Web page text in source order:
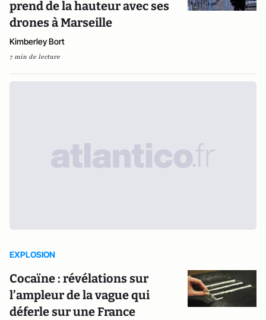
prend de la hauteur avec ses
drones à Marseille
Kimberley Bort
7 min de lecture
EXPLOSION
Cocaïne : révélations sur
l’ampleur de la vague qui
déferle sur une France